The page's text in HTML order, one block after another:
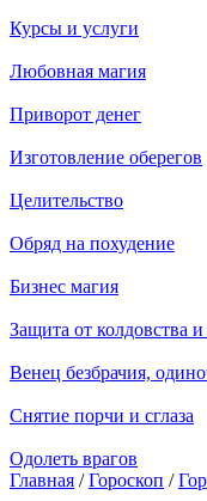
Курсы и услуги
Любовная магия
Приворот денег
Изготовление оберегов
Целительство
Обряд на похудение
Бизнес магия
Защита от колдовства
Венец безбрачия,
Снятие порчи и сглаза
Одолеть врагов
Главная /Гороскоп /